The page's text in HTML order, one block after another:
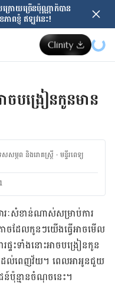
រោយ​ច្រើនប៉ុណ្ណាក៏បាន
ពខ្ញុំ ឥឡូវនេះ!
ាចបង្រៀនកូនមាន
សម្ភព និងរោគស្ត្រី ·ម​ន្ទីរពេទ្យ
ារៈសំខាន់​ណាស់​សម្រាប់​ការ​
ច​ដែល​កូន​ៗ​យើង​ធ្វើ​អាច​មើល​
ារ​ផ្ទះ​ទាំង​នោះ​អាច​បង្រៀន​កូន​
ត​ដល់​ពេញ​វ័យ។ ពេល​អា​អូន​ជួយ​
ន៍​ប៉ុន្មាន​ចំណុច​នេះ​។